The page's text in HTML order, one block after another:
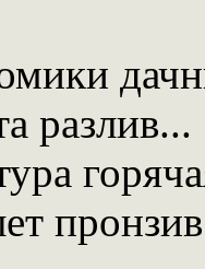
разлив...